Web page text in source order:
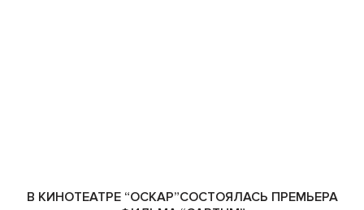
В КИНОТЕАТРЕ “ОСКАР”СОСТОЯЛАСЬ ПРЕМЬЕРА